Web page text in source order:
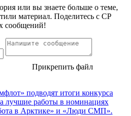
или вы знаете больше о теме,
материал. Поделитесь с СР
сообщений!
Прикрепить файл
подводят итоги конкурса
лучшие работы в номинациях
в Арктике» и «Люди СМП».